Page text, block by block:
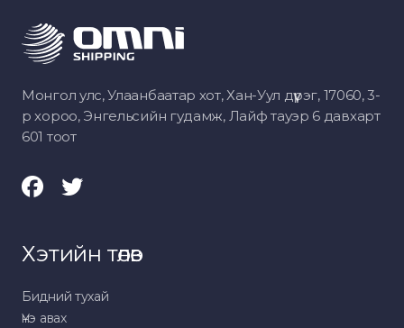
Монгол улс, Улаанбаатар хот, Хан-Уул дүүрэг, 17060, 3-
р хороо, Энгельсийн гудамж, Лайф тауэр 6 давхарт
601 тоот
Хэтийн төлөв
Бидний тухай
Үнэ авах